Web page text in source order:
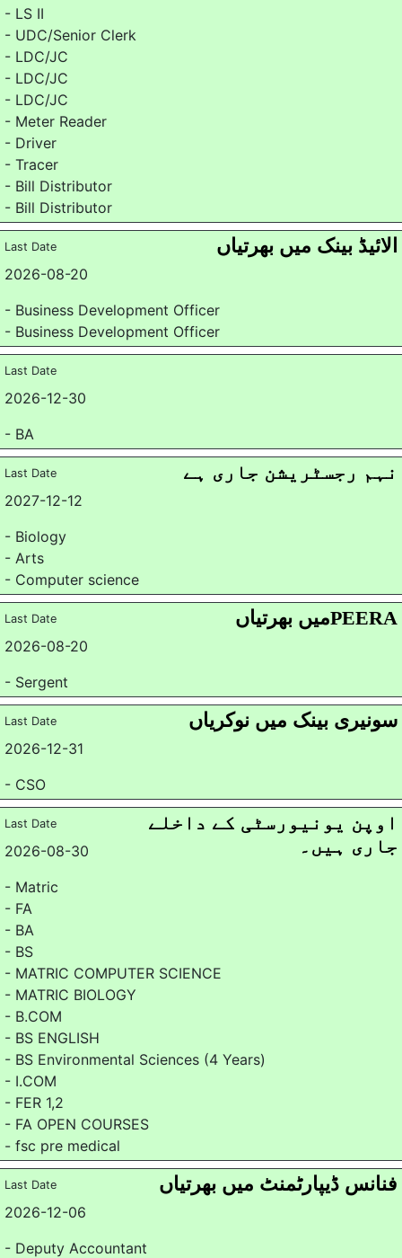
- LS II
- UDC/Senior Clerk
- LDC/JC
- LDC/JC
- LDC/JC
- Meter Reader
- Driver
- Tracer
- Bill Distributor
- Bill Distributor
Last Date
2026-08-20
الائیڈ بینک میں بھرتیاں
- Business Development Officer
- Business Development Officer
Last Date
2026-12-30
- BA
Last Date
2027-12-12
نہم رجسٹریشن جاری ہے
- Biology
- Arts
- Computer science
Last Date
2026-08-20
PEERAمیں بھرتیاں
- Sergent
Last Date
2026-12-31
سونیری بینک میں نوکریاں
- CSO
Last Date
2026-08-30
اوپن یونیورسٹی کے داخلے
جاری ہیں۔
- Matric
- FA
- BA
- BS
- MATRIC COMPUTER SCIENCE
- MATRIC BIOLOGY
- B.COM
- BS ENGLISH
- BS Environmental Sciences (4 Years)
- I.COM
- FER 1,2
- FA OPEN COURSES
- fsc pre medical
Last Date
2026-12-06
فنانس ڈیپارٹمنٹ میں بھرتیاں
- Deputy Accountant